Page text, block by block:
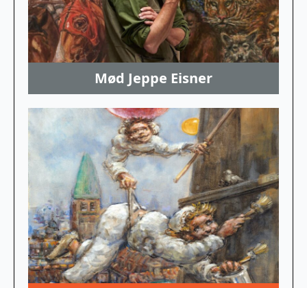
Mød Jeppe Eisner